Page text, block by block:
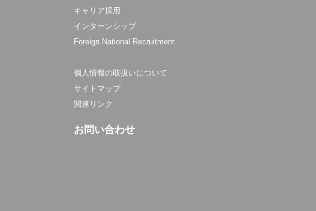
キャリア採用
インターンシップ
Foreign National Recruitment
個人情報の取扱いについて
サイトマップ
関連リンク
お問い合わせ